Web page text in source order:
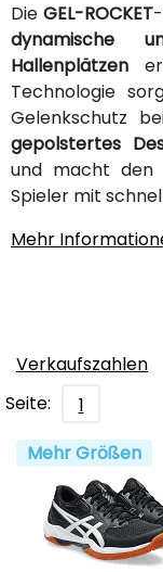
Die GEL-ROCKET
dynamische
Hallenplätzen
Technologie
Gelenkschutz
gepolstertes
und macht den
Spieler mit
Mehr
Verkaufszahlen
Seite:
1
Mehr Größen